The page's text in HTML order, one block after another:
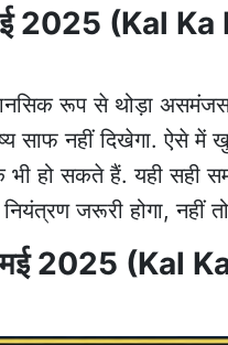
2025 (Kal
रूप से थोड़ा
साफ नहीं दिखेगा. ऐसे
भी हो सकते हैं. यही सही
नियंत्रण जरूरी होगा, नहीं
मई 2025 (Kal